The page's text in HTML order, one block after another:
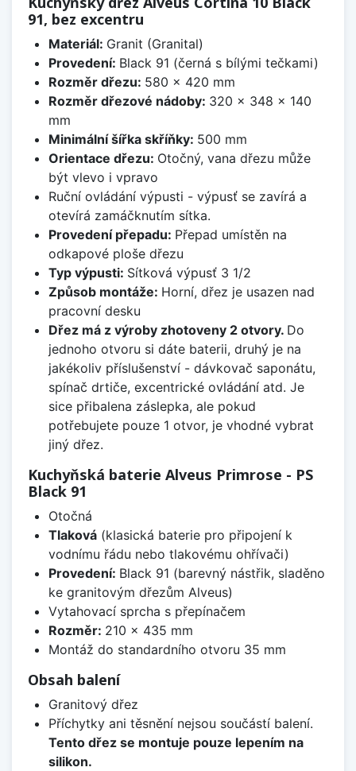
91, bez excentru
Materiál: Granit (Granital)
Provedení: Black 91 (černá s bílými tečkami)
Rozměr dřezu: 580 x 420 mm
Rozměr dřezové nádoby: 320 x 348 x 140
mm
Minimální šířka skříňky: 500 mm
Orientace dřezu: Otočný, vana dřezu může
být vlevo i vpravo
Ruční ovládání výpusti - výpusť se zavírá a
otevírá zamáčknutím sítka.
Provedení přepadu: Přepad umístěn na
odkapové ploše dřezu
Typ výpusti: Sítková výpusť 3 1/2
Způsob montáže: Horní, dřez je usazen nad
pracovní desku
Dřez má z výroby zhotoveny 2 otvory. Do
jednoho otvoru si dáte baterii, druhý je na
jakékoliv příslušenství - dávkovač saponátu,
spínač drtiče, excentrické ovládání atd. Je
sice přibalena záslepka, ale pokud
potřebujete pouze 1 otvor, je vhodné vybrat
jiný dřez.
Kuchyňská baterie Alveus Primrose - PS
Black 91
Otočná
Tlaková(klasická baterie pro připojení k
vodnímu řádu nebo tlakovému ohřívači)
Provedení: Black 91 (barevný nástřik, sladěno
ke granitovým dřezům Alveus)
Vytahovací sprcha s přepínačem
Rozměr: 210 x 435 mm
Montáž do standardního otvoru 35 mm
Obsah balení
Granitový dřez
Příchytky ani těsnění nejsou součástí balení.
Tento dřez se montuje pouze lepením na
silikon.